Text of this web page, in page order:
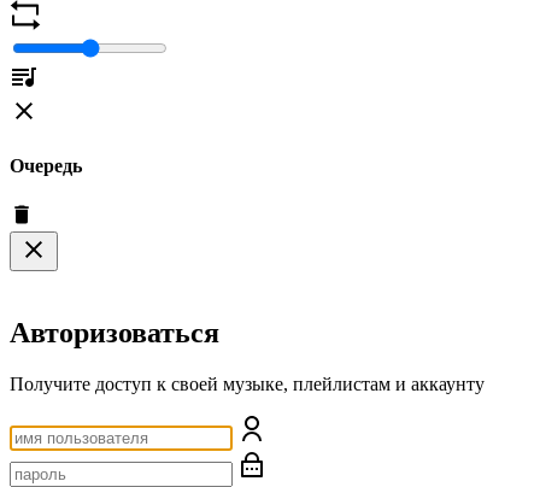
Очередь
Авторизоваться
Получите доступ к своей музыке, плейлистам и аккаунту